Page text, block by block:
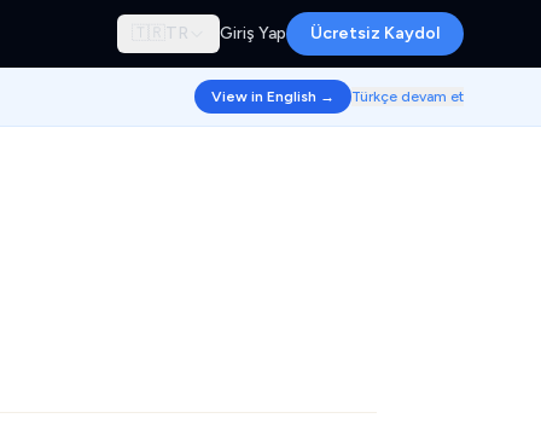
🇹🇷 TR Giriş Yap Ücretsiz Kaydol
View in English → Türkçe devam et